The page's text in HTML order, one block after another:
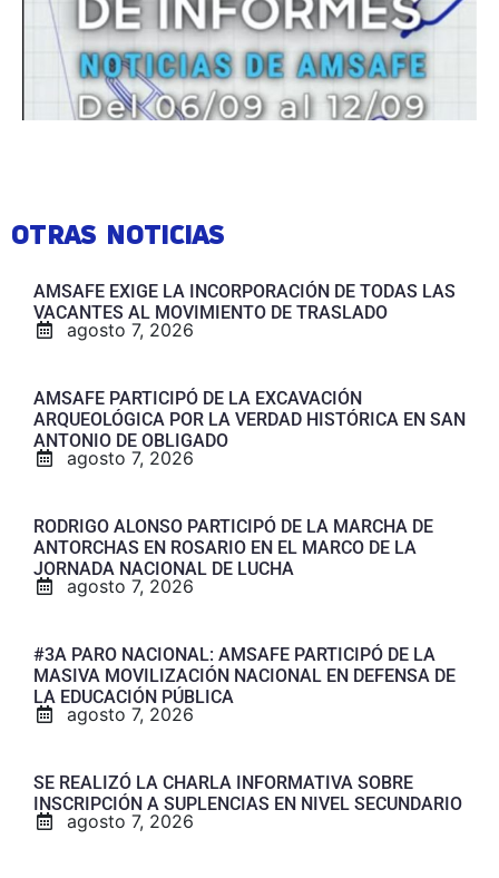
OTRAS NOTICIAS
AMSAFE EXIGE LA INCORPORACIÓN DE TODAS LAS
VACANTES AL MOVIMIENTO DE TRASLADO
agosto 7, 2026
AMSAFE PARTICIPÓ DE LA EXCAVACIÓN
ARQUEOLÓGICA POR LA VERDAD HISTÓRICA EN SAN
ANTONIO DE OBLIGADO
agosto 7, 2026
RODRIGO ALONSO PARTICIPÓ DE LA MARCHA DE
ANTORCHAS EN ROSARIO EN EL MARCO DE LA
JORNADA NACIONAL DE LUCHA
agosto 7, 2026
#3A PARO NACIONAL: AMSAFE PARTICIPÓ DE LA
MASIVA MOVILIZACIÓN NACIONAL EN DEFENSA DE
LA EDUCACIÓN PÚBLICA
agosto 7, 2026
SE REALIZÓ LA CHARLA INFORMATIVA SOBRE
INSCRIPCIÓN A SUPLENCIAS EN NIVEL SECUNDARIO
agosto 7, 2026